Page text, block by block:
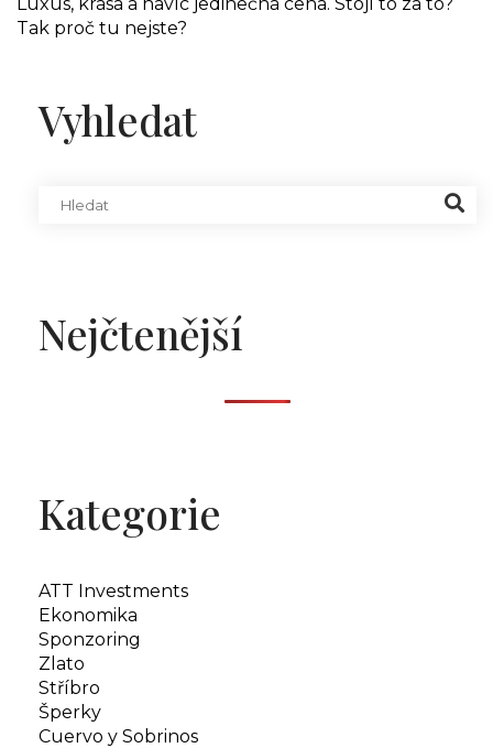
Tak proč tu nejste?
Vyhledat
Nejčtenější
Kategorie
ATT Investments
Ekonomika
Sponzoring
Zlato
Stříbro
Šperky
Cuervo y Sobrinos